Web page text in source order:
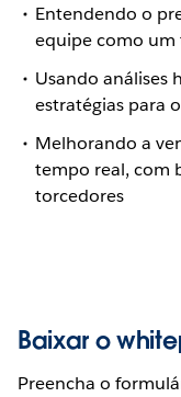
Entendendo o
equipe como um
Usando análises
estratégias para
Melhorando a
tempo real, com
torcedores
Baixar o
Preencha o